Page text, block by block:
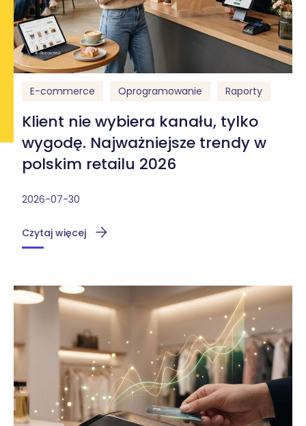
E-commerce Oprogramowanie Raporty
Klient nie wybiera kanału, tylko
wygodę. Najważniejsze trendy w
polskim retailu 2026
2026-07-30
Czytaj więcej